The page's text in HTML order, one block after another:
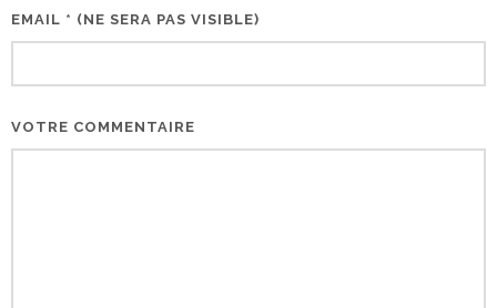
EMAIL * (NE SERA PAS VISIBLE)
VOTRE COMMENTAIRE